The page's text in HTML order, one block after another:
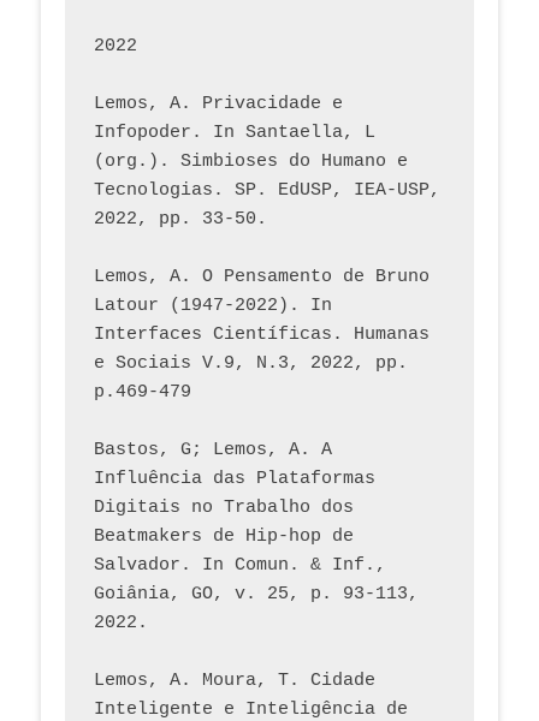
2022
Lemos, A. Privacidade e
Infopoder. In Santaella, L
(org.). Simbioses do Humano e
Tecnologias. SP. EdUSP, IEA-USP,
2022, pp. 33-50.
Lemos, A. O Pensamento de Bruno
Latour (1947-2022). In
Interfaces Científicas. Humanas
e Sociais V.9, N.3, 2022, pp.
p.469-479
Bastos, G; Lemos, A. A
Influência das Plataformas
Digitais no Trabalho dos
Beatmakers de Hip-hop de
Salvador. In Comun. & Inf.,
Goiânia, GO, v. 25, p. 93-113,
2022.
Lemos, A. Moura, T. Cidade
Inteligente e Inteligência de